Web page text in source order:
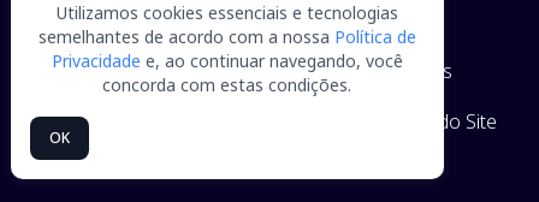
Home Empresa Produtos
Parceiros
Trabalhe Conosco
Mapa do Site
Utilizamos cookies essenciais e tecnologias
semelhantes de acordo com a nossa Política de
Privacidade e, ao continuar navegando, você
concorda com estas condições.
OK